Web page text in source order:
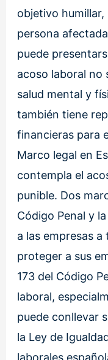
objetivo
persona
puede
acoso laboral no
salud mental y
también tiene
financieras para
Marco legal en
contempla el
punible. Dos
Código Penal y
a las empresas
proteger a sus
173 del Código
laboral,
puede conllevar
la Ley de
laborales